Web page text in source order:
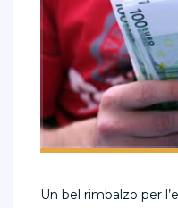
Un bel rimbalzo per